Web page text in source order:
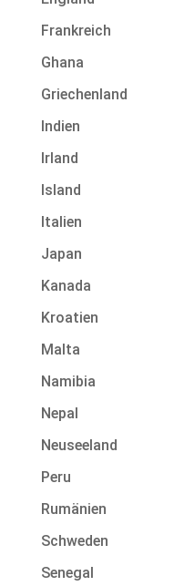
Frankreich
Ghana
Griechenland
Indien
Irland
Island
Italien
Japan
Kanada
Kroatien
Malta
Namibia
Nepal
Neuseeland
Peru
Rumänien
Schweden
Senegal